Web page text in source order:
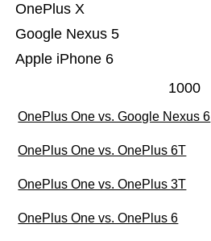
Apple iPhone 6
Google Nexus 5
OnePlus X
1000
OnePlus One vs. Google Nexus 6
OnePlus One vs. OnePlus 6T
OnePlus One vs. OnePlus 3T
OnePlus One vs. OnePlus 6